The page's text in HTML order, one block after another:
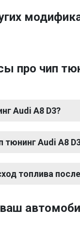
про чип
Audi A8 D3?
тюнинг Audi A8
топлива